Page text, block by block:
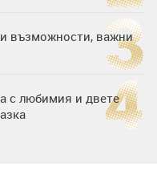
възможности, важни
с любимия и двете